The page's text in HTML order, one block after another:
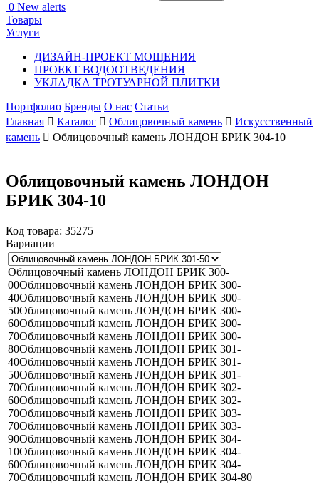
0 New alerts
Товары
Услуги
ДИЗАЙН-ПРОЕКТ МОЩЕНИЯ
ПРОЕКТ ВОДООТВЕДЕНИЯ
УКЛАДКА ТРОТУАРНОЙ ПЛИТКИ
Портфолио Бренды О нас Статьи
Главная
Каталог Облицовочный камень
Искусственный
камень
Облицовочный камень ЛОНДОН БРИК 304-10
Облицовочный камень ЛОНДОН
БРИК 304-10
Код товара: 35275
Вариации
Облицовочный камень ЛОНДОН БРИК 300-
00Облицовочный камень ЛОНДОН БРИК 300-
40Облицовочный камень ЛОНДОН БРИК 300-
50Облицовочный камень ЛОНДОН БРИК 300-
60Облицовочный камень ЛОНДОН БРИК 300-
70Облицовочный камень ЛОНДОН БРИК 300-
80Облицовочный камень ЛОНДОН БРИК 301-
40Облицовочный камень ЛОНДОН БРИК 301-
50Облицовочный камень ЛОНДОН БРИК 301-
70Облицовочный камень ЛОНДОН БРИК 302-
60Облицовочный камень ЛОНДОН БРИК 302-
70Облицовочный камень ЛОНДОН БРИК 303-
70Облицовочный камень ЛОНДОН БРИК 303-
90Облицовочный камень ЛОНДОН БРИК 304-
10Облицовочный камень ЛОНДОН БРИК 304-
60Облицовочный камень ЛОНДОН БРИК 304-
70Облицовочный камень ЛОНДОН БРИК 304-80